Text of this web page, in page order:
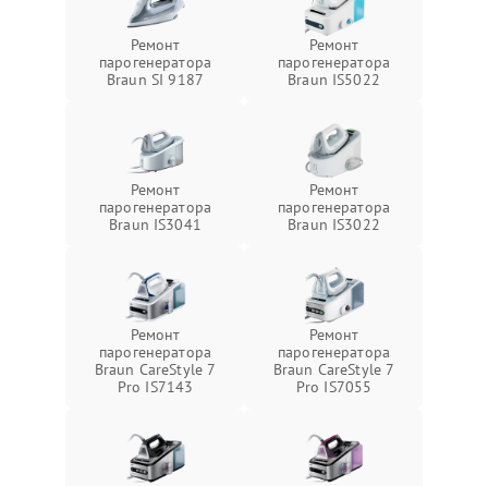
Ремонт
парогенератора
Braun SI 9187
Ремонт
парогенератора
Braun IS5022
Ремонт
парогенератора
Braun IS3041
Ремонт
парогенератора
Braun IS3022
Ремонт
парогенератора
Braun CareStyle 7
Pro IS7143
Ремонт
парогенератора
Braun CareStyle 7
Pro IS7055